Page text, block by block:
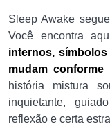
Sleep Awake
Você encontra
internos,
mudam
história mistura
inquietante,
reflexão e certa